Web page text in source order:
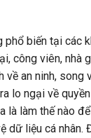
phổ biến tại các
công viên, nhà
về an ninh, song
lo ngại về
là làm thế nào
dữ liệu cá nhân.